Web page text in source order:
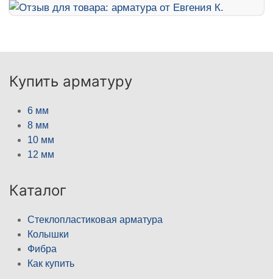
Купить арматуру
6 мм
8 мм
10 мм
12 мм
Каталог
Стеклопластиковая арматура
Колышки
Фибра
Как купить